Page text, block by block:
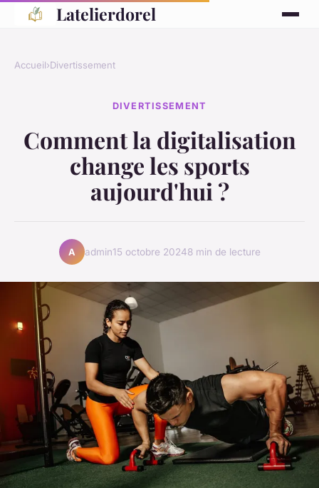
Latelierdorel
Accueil›Divertissement
DIVERTISSEMENT
Comment la digitalisation
change les sports
aujourd'hui ?
A admin15 octobre 20248 min de lecture